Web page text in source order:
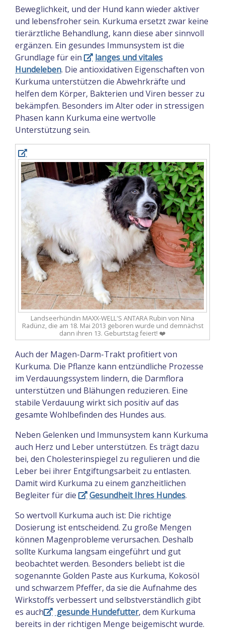
Beweglichkeit, und der Hund kann wieder aktiver
und lebensfroher sein. Kurkuma ersetzt zwar keine
tierärztliche Behandlung, kann diese aber sinnvoll
ergänzen. Ein gesundes Immunsystem ist die
Grundlage für ein
langes und vitales
Hundeleben. Die antioxidativen Eigenschaften von
Kurkuma unterstützen die Abwehrkräfte und
helfen dem Körper, Bakterien und Viren besser zu
bekämpfen. Besonders im Alter oder in stressigen
Phasen kann Kurkuma eine wertvolle
Unterstützung sein.
Landseerhündin MAXX-WELL'S ANTARA Rubin von Nina
Radünz, die am 18. Mai 2013 geboren wurde und demnächst
dann ihren 13. Geburtstag feiert! ❤️
Auch der Magen-Darm-Trakt profitiert von
Kurkuma. Die Pflanze kann entzündliche Prozesse
im Verdauungssystem lindern, die Darmflora
unterstützen und Blähungen reduzieren. Eine
stabile Verdauung wirkt sich positiv auf das
gesamte Wohlbefinden des Hundes aus.
Neben Gelenken und Immunsystem kann Kurkuma
auch Herz und Leber unterstützen. Es trägt dazu
bei, den Cholesterinspiegel zu regulieren und die
Leber bei ihrer Entgiftungsarbeit zu entlasten.
Damit wird Kurkuma zu einem ganzheitlichen
Begleiter für die
Gesundheit Ihres Hundes.
So wertvoll Kurkuma auch ist: Die richtige
Dosierung ist entscheidend. Zu große Mengen
können Magenprobleme verursachen. Deshalb
sollte Kurkuma langsam eingeführt und gut
beobachtet werden. Besonders beliebt ist die
sogenannte Golden Paste aus Kurkuma, Kokosöl
und schwarzem Pfeffer, da sie die Aufnahme des
Wirkstoffs verbessert und selbstverständlich gibt
es auch
gesunde Hundefutter, dem Kurkuma
bereits in der richtigen Menge beigemischt wurde.